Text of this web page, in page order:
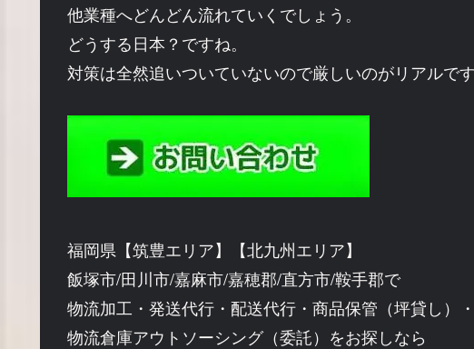
他業種へどんどん流れていくでしょう。
どうする日本？ですね。
対策は全然追いついていないので厳しいのがリアルです
福岡県【筑豊エリア】【北九州エリア】
飯塚市/田川市/嘉麻市/嘉穂郡/直方市/鞍手郡で
物流加工・発送代行・配送代行・商品保管（坪貸し）
物流倉庫アウトソーシング（委託）をお探しなら